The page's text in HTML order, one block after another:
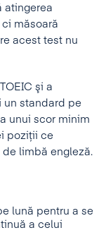
atingerea
ci măsoară
acest test nu
şi a
un standard pe
unui scor minim
poziţii ce
limbă engleză.
lună pentru a se
a celui